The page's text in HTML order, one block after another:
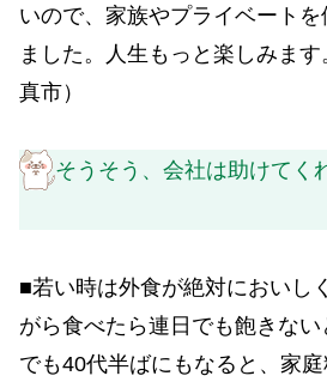
いので、家族やプライベートを
ました。人生もっと楽しみま
真市）
そうそう、会社は助けてく
■若い時は外食が絶対においし
がら食べたら連日でも飽きない
でも40代半ばにもなると、家